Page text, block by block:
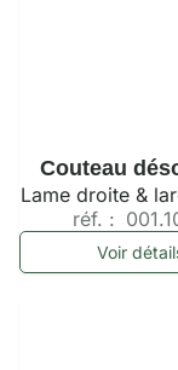
Couteau
Lame droite &
réf. :
Voir